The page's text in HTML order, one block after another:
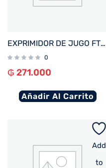
EXPRIMIDOR DE JUGO FTX 1000W 1.2L 220V/ 2 VELOCIDADES NEGRO/ACERO INOXIDABLE J-L1
0
₲ 271.000
Añadir Al Carrito
Add
to